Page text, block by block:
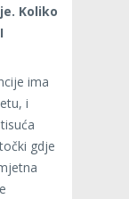
Koliko
ima
i
gdje